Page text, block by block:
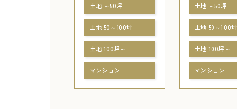
土地 ～50坪
土地 50～100坪
土地 100坪～
マンション
土地 ～50坪
土地 50～100坪
土地 100坪～
マンション